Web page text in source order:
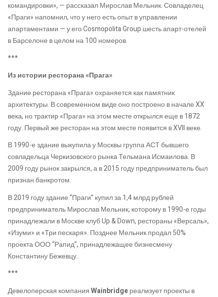
командировки», — рассказал Мирослав Мельник. Совладелец
«Праги» напомнил, что у него есть опыт в управлении
апартаментами — у его Cosmopolita Group шесть апарт-отелей
в Барселоне в целом на 100 номеров.
***
Из истории ресторана «Прага»
Здание ресторана «Прага» охраняется как памятник
архитектуры. В современном виде оно построено в начале XX
века, но трактир «Прага» на этом месте открылся еще в 1872
году. Первый же ресторан на этом месте появится в XVII веке.
В 1990-е здание выкупила у Москвы группа АСТ бывшего
совладельца Черкизовского рынка Тельмана Исмаилова. В
2009 году рынок закрылся, а в 2015 году предприниматель был
признан банкротом.
В 2019 году здание “Праги” купил за 1,4 млрд рублей
предприниматель Мирослав Мельник, которому в 1990-е годы
принадлежали в Москве клуб Up & Down, рестораны «Версаль»,
«Изуми» и «Три пескаря». Позднее Мельник продал 50%
проекта ООО “Рапид”, принадлежащее бизнесмену
Константину Бежевцу.
***
Девелоперская компанияWainbridgeреализует проекты в